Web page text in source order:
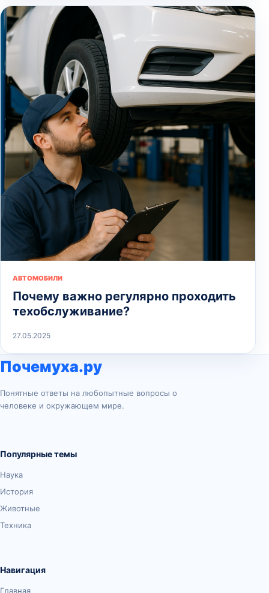
АВТОМОБИЛИ
Почему важно регулярно проходить
техобслуживание?
27.05.2025
Почемуха.ру
Понятные ответы на любопытные вопросы о
человеке и окружающем мире.
Популярные темы
Наука
История
Животные
Техника
Навигация
Главная